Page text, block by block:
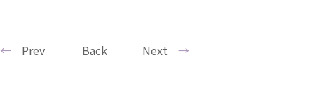
Prev Back Next